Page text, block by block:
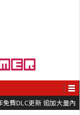
免費DLC更新 追加大量內